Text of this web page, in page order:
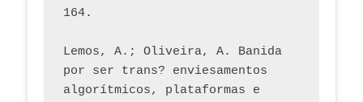
164.
Lemos, A.; Oliveira, A. Banida
por ser trans? enviesamentos
algorítmicos, plataformas e